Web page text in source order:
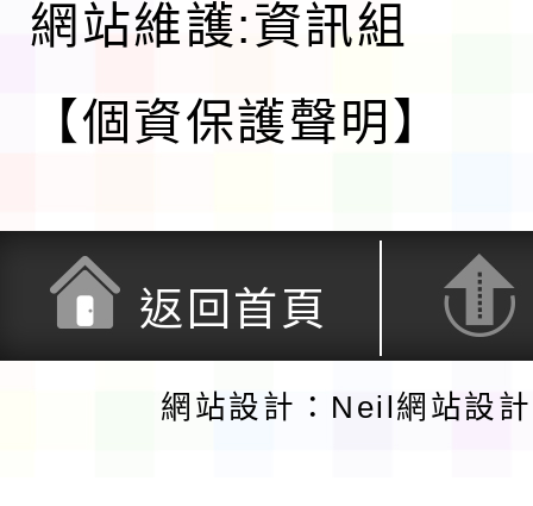
網站維護:資訊組
【個資保護聲明】
返回首頁
網站設計：Neil網站設